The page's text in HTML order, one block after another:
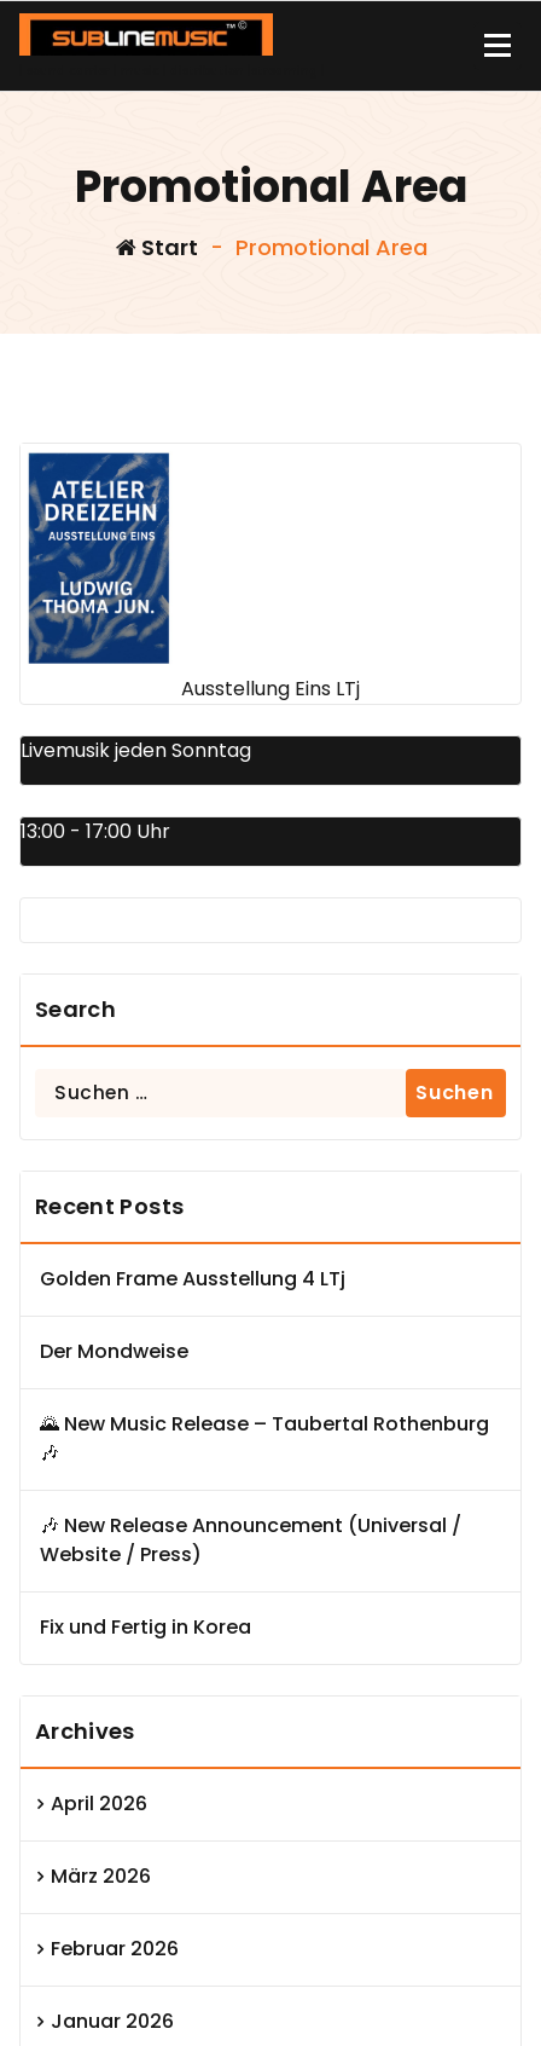
Zum
Inhalt
Promotional Area
Start - Promotional Area
Ausstellung Eins LTj
Livemusik jeden Sonntag
13:00 - 17:00 Uhr
Search
Suchen
Recent Posts
Golden Frame Ausstellung 4 LTj
Der Mondweise
🌄 New Music Release – Taubertal Rothenburg
🎶
🎶 New Release Announcement (Universal /
Website / Press)
Fix und Fertig in Korea
Archives
April 2026
März 2026
Februar 2026
Januar 2026